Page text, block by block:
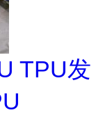
TPU发